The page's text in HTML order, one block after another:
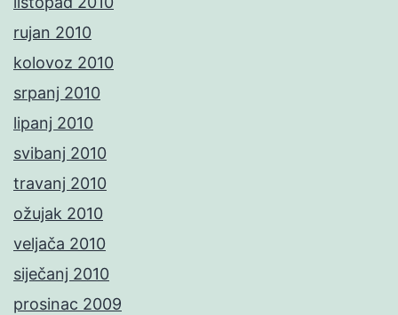
rujan 2010
kolovoz 2010
srpanj 2010
lipanj 2010
svibanj 2010
travanj 2010
ožujak 2010
veljača 2010
siječanj 2010
prosinac 2009